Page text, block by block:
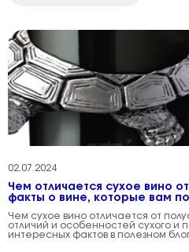
02.07.2024
Чем отличается сухое вино
факты о вине, которые вам
Чем сухое вино отличается от
отличий и особенностей сухого и
интересных фактов в полезном